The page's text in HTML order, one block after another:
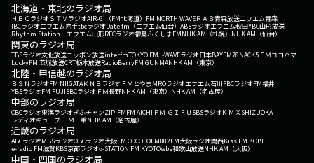
北海道・東北のラジオ局
ＨＢＣラジオＳＴＶラジオAIR-G'（FM北海道） FM NORTH WAVEＲＡＢ青森放送エフエム青森
IBCラジオエフエム岩手tbcラジオDate fm（エフエム仙台） ABSラジオエフエム秋田YBC山形放送
Rhythm Station エフエム山形RFCラジオ福島ふくしまFMNHK AM（札幌） NHK AM（仙台）
関東のラジオ局
TBSラジオ文化放送ニッポン放送interfmTOKYO FMJ-WAVEラジオ日本BAYFM78NACK5 ＦＭヨコハマ
LuckyFM 茨城放送CRT栃木放送RadioBerryFM GUNMANHK AM（東京）
北陸・甲信越のラジオ局
ＢＳＮラジオFM NIIGATAＫＮＢラジオ ＦＭとやまMROラジオエフエム石川FBCラジオFM福井
YBSラジオFM FUJISBCラジオ ＦＭ長野NHK AM（東京） NHK AM（名古屋）
中部のラジオ局
CBCラジオ東海ラジオぎふチャンZIP-FMFM AICHI ＦＭ ＧＩＦＵ SBSラジオK-MIX SHIZUOKA
レディオキューブ ＦＭ三重NHK AM（名古屋）
近畿のラジオ局
ABCラジオMBSラジオOBCラジオ大阪FM COCOLOFM802FM大阪ラジオ関西Kiss FM KOBE
e-radio FM滋賀KBS京都ラジオα-STATION FM KYOTOwbs和歌山放送NHK AM（大阪）
中国・四国のラジオ局